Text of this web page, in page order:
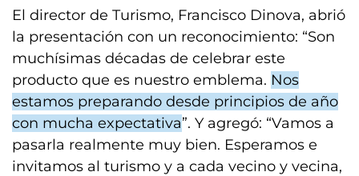
El director de Turismo, Francisco Dinova, abrió
la presentación con un reconocimiento: “Son
muchísimas décadas de celebrar este
producto que es nuestro emblema. Nos
estamos preparando desde principios de año
con mucha expectativa”. Y agregó: “Vamos a
pasarla realmente muy bien. Esperamos e
invitamos al turismo y a cada vecino y vecina,